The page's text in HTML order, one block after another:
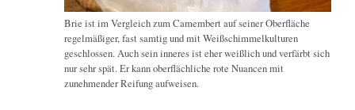
Brie ist im Vergleich zum Camembert auf seiner Oberfläche
regelmäßiger, fast samtig und mit Weißschimmelkulturen
geschlossen. Auch sein inneres ist eher weißlich und verfärbt sich
nur sehr spät. Er kann oberflächliche rote Nuancen mit
zunehmender Reifung aufweisen.